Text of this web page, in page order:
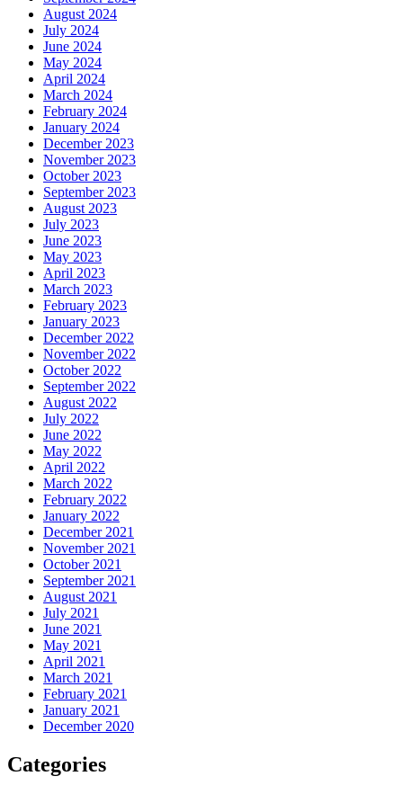
August 2024
July 2024
June 2024
May 2024
April 2024
March 2024
February 2024
January 2024
December 2023
November 2023
October 2023
September 2023
August 2023
July 2023
June 2023
May 2023
April 2023
March 2023
February 2023
January 2023
December 2022
November 2022
October 2022
September 2022
August 2022
July 2022
June 2022
May 2022
April 2022
March 2022
February 2022
January 2022
December 2021
November 2021
October 2021
September 2021
August 2021
July 2021
June 2021
May 2021
April 2021
March 2021
February 2021
January 2021
December 2020
Categories